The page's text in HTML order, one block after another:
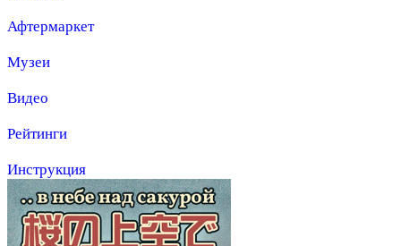
Афтермаркет
Музеи
Видео
Рейтинги
Инструкция